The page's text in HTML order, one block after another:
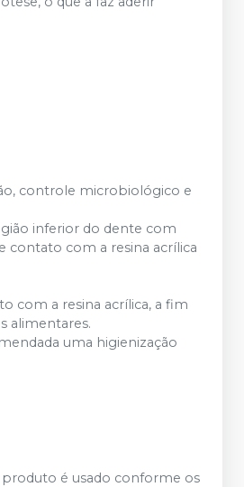
: Adicionar
: Adicionar
controle microbiológico e
inferior do dente com
contato com a resina acrílica
com a resina acrílica, a fim
alimentares.
uma higienização
produto é usado conforme os